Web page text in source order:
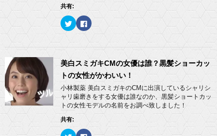
)
し
い
ウ
ィ
ン
ド
で
開
ま
す
)
し
て
く
だ
(
い
ウ
ィ
ン
ド
ウ
で
開
き
)
共有:
ク
リ
ッ
し
て
w
i
t
t
e
r
で
共
有
新
し
い
F
a
b
k
で
共
有
す
る
に
は
ク
ク
し
美白スミガキCMの女優は誰？黒髪ショーカッ
トの女性がかわいい！
小林製薬 美白スミガキのCMに出演しているシャリシ
ャリ歯磨きをする女優は誰なのか、黒髪ショートカッ
トの女性モデルの名前をお調べ致しました！
共有: